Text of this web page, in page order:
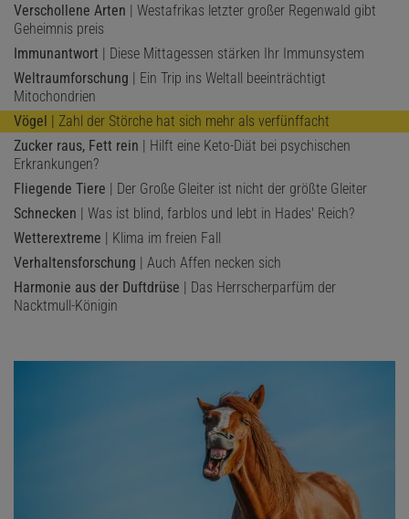
Verschollene Arten | Westafrikas letzter großer Regenwald gibt
Geheimnis preis
Immunantwort | Diese Mittagessen stärken Ihr Immunsystem
Weltraumforschung | Ein Trip ins Weltall beeinträchtigt
Mitochondrien
Vögel | Zahl der Störche hat sich mehr als verfünffacht
Zucker raus, Fett rein | Hilft eine Keto-Diät bei psychischen
Erkrankungen?
Fliegende Tiere | Der Große Gleiter ist nicht der größte Gleiter
Schnecken | Was ist blind, farblos und lebt in Hades' Reich?
Wetterextreme | Klima im freien Fall
Verhaltensforschung | Auch Affen necken sich
Harmonie aus der Duftdrüse | Das Herrscherparfüm der
Nacktmull-Königin